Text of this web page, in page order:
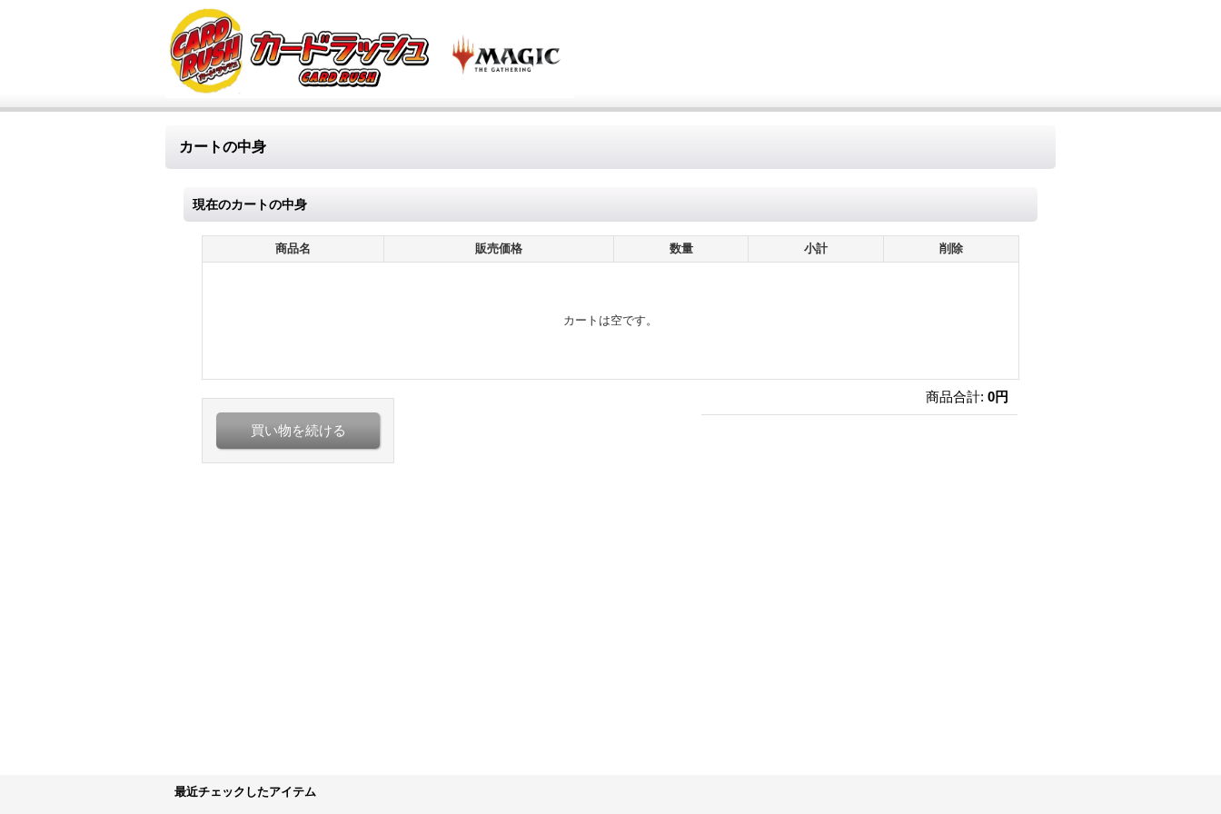
カートの中身
現在のカートの中身
商品名 販売価格 数量 小計 削除
カートは空です。
買い物を続ける
商品合計: 0円
最近チェックしたアイテム